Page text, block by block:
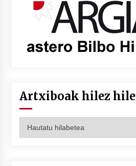
Artxiboak hilez hile
hilez